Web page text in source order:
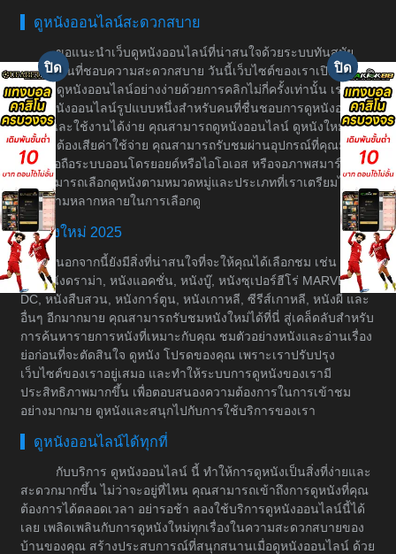
ดูหนังออนไลน์สะดวกสบาย
ขอแนะนำเว็บดูหนังออนไลน์ที่น่าสนใจด้วยระบบทันสมัย
สำหรับคนที่ชอบความสะดวกสบาย วันนี้เว็บไซต์ของเราเปิดให้
บริการดูหนังออนไลน์อย่างง่ายด้วยการคลิกไม่กี่ครั้งเท่านั้น เราเป็น
เว็บดูหนังออนไลน์รูปแบบหนึ่งสำหรับคนที่ชื่นชอบการดูหนังอย่างมี
ระบบและใช้งานได้ง่าย คุณสามารถดูหนังออนไลน์ ดูหนังใหม่ได้
โดยไม่ต้องเสียค่าใช้จ่าย คุณสามารถรับชมผ่านอุปกรณ์ที่คุณมีอยู่
เช่น มือถือระบบออนโดรยอยด์หรือไอโอเอส หรือจอภาพสมาร์ททีวี
คุณสามารถเลือกดูหนังตามหมวดหมู่และประเภทที่เราเตรียมไว้ให้
เพื่อความหลากหลายในการเลือกดู
หนังใหม่ 2025
นอกจากนี้ยังมีสิ่งที่น่าสนใจที่จะให้คุณได้เลือกชม เช่น หนัง
ต่อ, หนังดราม่า, หนังแอคชั่น, หนังบู๊, หนังซุเปอร์ฮีโร่ MARVEL &
DC, หนังสืบสวน, หนังการ์ตูน, หนังเกาหลี, ซีรีส์เกาหลี, หนังผี และ
อื่นๆ อีกมากมาย คุณสามารถรับชมหนังใหม่ได้ที่นี่ สู่เคล็ดลับสำหรับ
การค้นหารายการหนังที่เหมาะกับคุณ ชมตัวอย่างหนังและอ่านเรื่อง
ย่อก่อนที่จะตัดสินใจ ดูหนัง โปรดของคุณ เพราะเราปรับปรุง
เว็บไซต์ของเราอยู่เสมอ และทำให้ระบบการดูหนังของเรามี
ประสิทธิภาพมากขึ้น เพื่อตอบสนองความต้องการในการเข้าชม
อย่างมากมาย ดูหนังและสนุกไปกับการใช้บริการของเรา
ดูหนังออนไลน์ได้ทุกที่
กับบริการ ดูหนังออนไลน์ นี้ ทำให้การดูหนังเป็นสิ่งที่ง่ายและ
สะดวกมากขึ้น ไม่ว่าจะอยู่ที่ไหน คุณสามารถเข้าถึงการดูหนังที่คุณ
ต้องการได้ตลอดเวลา อย่ารอช้า ลองใช้บริการดูหนังออนไลน์นี้ได้
เลย เพลิดเพลินกับการดูหนังใหม่ทุกเรื่องในความสะดวกสบายของ
บ้านของคุณ สร้างประสบการณ์ที่สนุกสนานเมื่อดูหนังออนไลน์ ด้วย